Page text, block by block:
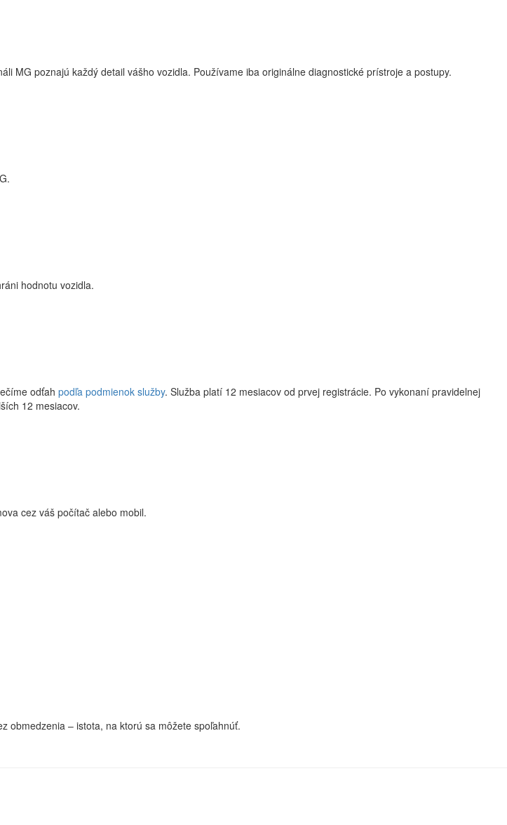
MG poznajú každý detail vášho vozidla. Používame iba originálne diagnostické prístroje a postupy.
hodnotu vozidla.
odťah podľa podmienok služby. Služba platí 12 mesiacov od prvej registrácie. Po vykonaní pravidelnej
12 mesiacov.
cez váš počítač alebo mobil.
obmedzenia – istota, na ktorú sa môžete spoľahnúť.